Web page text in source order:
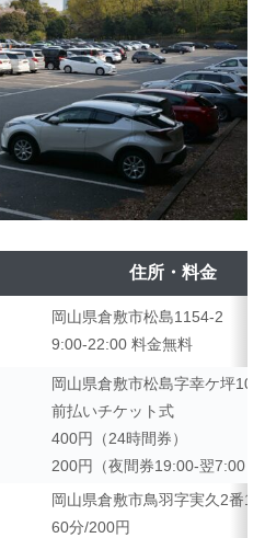
住所・料金
岡山県倉敷市松島1154-2
9:00-22:00 料金無料
岡山県倉敷市松島字幸ケ坪
前払いチケット式
400円（24時間券）
200円（夜間券19:00-翌7:00）
岡山県倉敷市鳥羽字実久2番14
60分/200円